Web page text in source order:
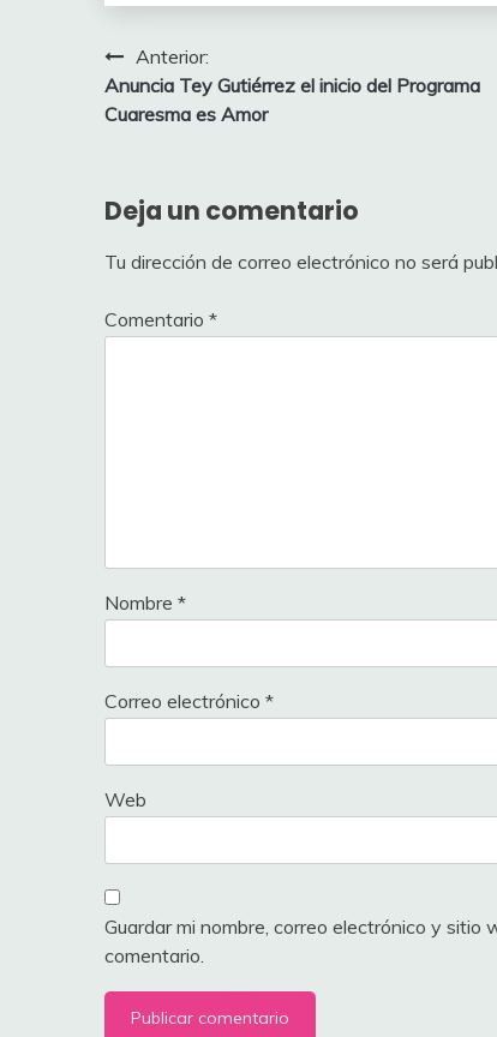
Navegación
de
Anterior:
Anuncia Tey Gutiérrez el inicio del Programa
Cuaresma es Amor
Deja un comentario
Tu dirección de correo electrónico no será
Comentario *
Nombre *
Correo electrónico *
Web
Guardar mi nombre, correo electrónico y
comentario.